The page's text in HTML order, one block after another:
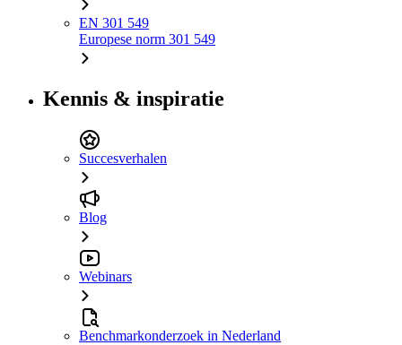
EN 301 549
Europese norm 301 549
Kennis & inspiratie
Succesverhalen
Blog
Webinars
Benchmarkonderzoek in Nederland